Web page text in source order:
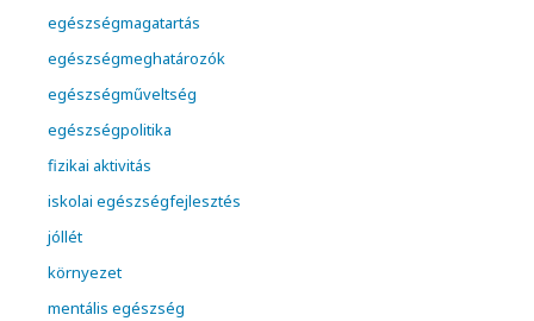
egészségmagatartás
egészségmeghatározók
egészségműveltség
egészségpolitika
fizikai aktivitás
iskolai egészségfejlesztés
jóllét
környezet
mentális egészség